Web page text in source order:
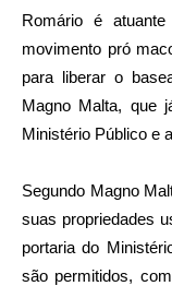
Romário é
movimento pró
para liberar o
Magno Malta, que
Ministério Público e
Segundo Magno
suas propriedades
portaria do
são permitidos,